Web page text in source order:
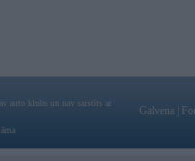
auto klubs un nav saistīts ar
Galvena